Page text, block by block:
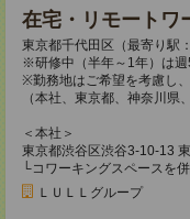
在宅・リモートワ
東京都千代田区（最寄り駅
※研修中（半年～1年）は
※勤務地はご希望を考慮し
（本社、東京都、神奈川県
＜本社＞
東京都渋谷区渋谷3-10-13
└コワーキングスペースを
ＬＵＬＬグループ